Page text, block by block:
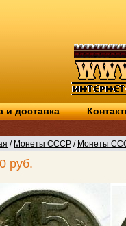
и доставка
/ Монеты СССР / Монеты
руб.